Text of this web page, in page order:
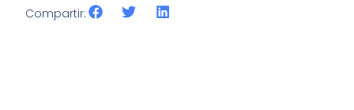
Compartir: